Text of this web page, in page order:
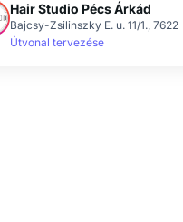
Hair Studio Pécs Árkád
Bajcsy-Zsilinszky E. u. 11/1., 7622
Útvonal tervezése